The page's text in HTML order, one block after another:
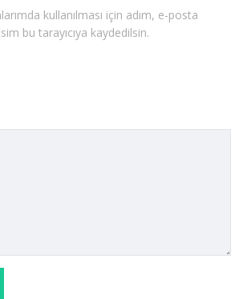
kullanılması için adım, e-posta
bu tarayıcıya kaydedilsin.